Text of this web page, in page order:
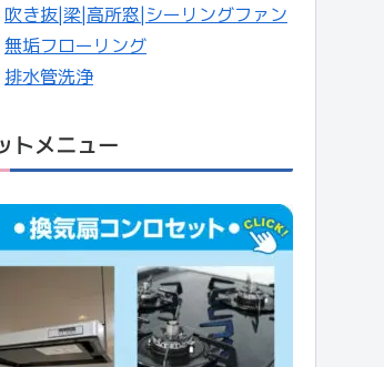
吹き抜|梁|高所窓|シーリングファン
無垢フローリング
排水管洗浄
トメニュー